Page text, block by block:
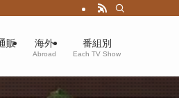
販 海外
Abroad
番組別
Each TV Show